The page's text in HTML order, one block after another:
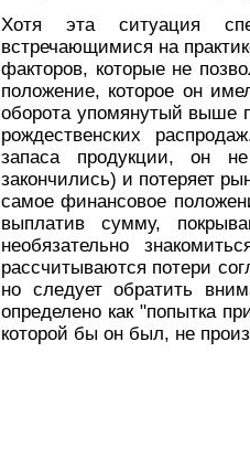
Хотя эта ситуация
встречающимися на
факторов, которые не
положение, которое он
оборота упомянутый выше
рождественских
запаса продукции, он
закончились) и потеряет
самое финансовое
выплатив сумму,
необязательно
рассчитываются потери
но следует обратить
определено как "попытка
которой бы он был, не